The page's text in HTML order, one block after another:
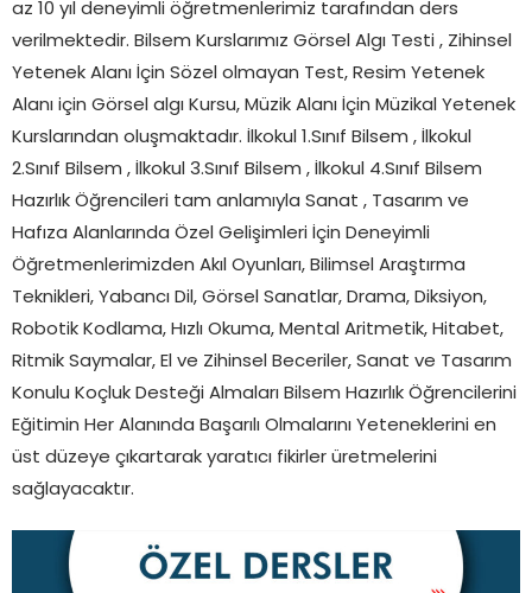
az 10 yıl deneyimli öğretmenlerimiz tarafından ders
verilmektedir. Bilsem Kurslarımız Görsel Algı Testi , Zihinsel
Yetenek Alanı İçin Sözel olmayan Test, Resim Yetenek
Alanı için Görsel algı Kursu, Müzik Alanı İçin Müzikal Yetenek
Kurslarından oluşmaktadır. İlkokul 1.Sınıf Bilsem , İlkokul
2.Sınıf Bilsem , İlkokul 3.Sınıf Bilsem , İlkokul 4.Sınıf Bilsem
Hazırlık Öğrencileri tam anlamıyla Sanat , Tasarım ve
Hafıza Alanlarında Özel Gelişimleri İçin Deneyimli
Öğretmenlerimizden Akıl Oyunları, Bilimsel Araştırma
Teknikleri, Yabancı Dil, Görsel Sanatlar, Drama, Diksiyon,
Robotik Kodlama, Hızlı Okuma, Mental Aritmetik, Hitabet,
Ritmik Saymalar, El ve Zihinsel Beceriler, Sanat ve Tasarım
Konulu Koçluk Desteği Almaları Bilsem Hazırlık Öğrencilerini
Eğitimin Her Alanında Başarılı Olmalarını Yeteneklerini en
üst düzeye çıkartarak yaratıcı fikirler üretmelerini
sağlayacaktır.